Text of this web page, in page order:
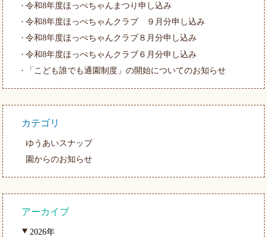
令和8年度ほっぺちゃんまつり申し込み
令和8年度ほっぺちゃんクラブ ９月分申し込み
令和8年度ほっぺちゃんクラブ８月分申し込み
令和8年度ほっぺちゃんクラブ６月分申し込み
「こども誰でも通園制度」の開始についてのお知らせ
カテゴリ
ゆうあいスナップ
園からのお知らせ
アーカイブ
2026年